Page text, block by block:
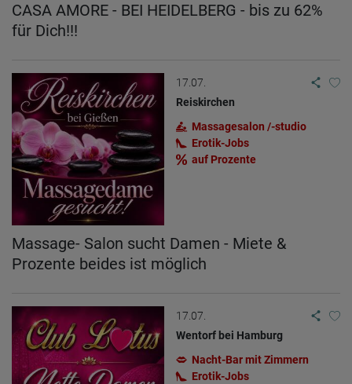
CASA AMORE - BEI HEIDELBERG - bis zu 62%
für Dich!!!
17.07.
Reiskirchen
Massagesalon /-studio
Erotik-Jobs
auf Prozente
Massage- Salon sucht Damen - Miete &
Prozente beides ist möglich
17.07.
Wentorf bei Hamburg
Nacht-Bar mit Zimmern
Erotik-Jobs